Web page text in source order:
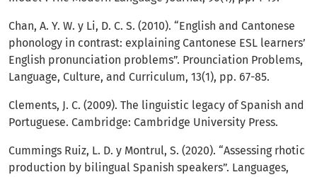
Chan, A. Y. W. y Li, D. C. S. (2010). “English and Cantonese
phonology in contrast: explaining Cantonese ESL learners’
English pronunciation problems”. Prounciation Problems,
Language, Culture, and Curriculum, 13(1), pp. 67-85.
Clements, J. C. (2009). The linguistic legacy of Spanish and
Portuguese. Cambridge: Cambridge University Press.
Cummings Ruiz, L. D. y Montrul, S. (2020). “Assessing rhotic
production by bilingual Spanish speakers”. Languages,